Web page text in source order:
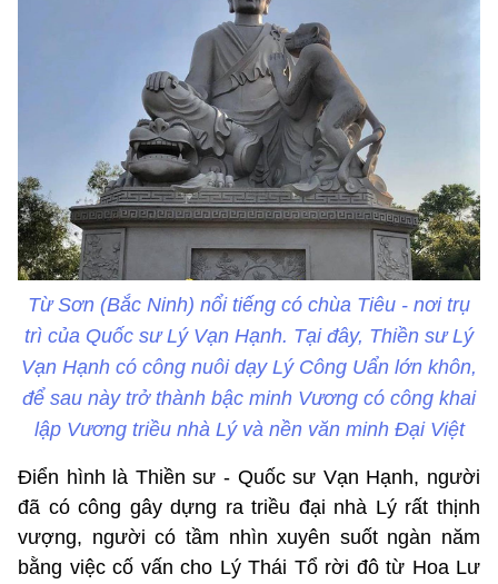
Từ Sơn (Bắc Ninh) nổi tiếng có chùa Tiêu - nơi trụ
trì của Quốc sư Lý Vạn Hạnh. Tại đây, Thiền sư Lý
Vạn Hạnh có công nuôi dạy Lý Công Uẩn lớn khôn,
để sau này trở thành bậc minh Vương có công khai
lập Vương triều nhà Lý và nền văn minh Đại Việt
Điển hình là Thiền sư - Quốc sư Vạn Hạnh, người
đã có công gây dựng ra triều đại nhà Lý rất thịnh
vượng, người có tầm nhìn xuyên suốt ngàn năm
bằng việc cố vấn cho Lý Thái Tổ rời đô từ Hoa Lư